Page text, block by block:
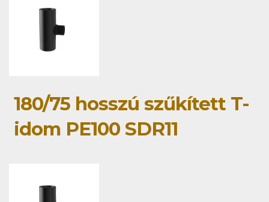
180/75 hosszú szűkített T-
idom PE100 SDR11